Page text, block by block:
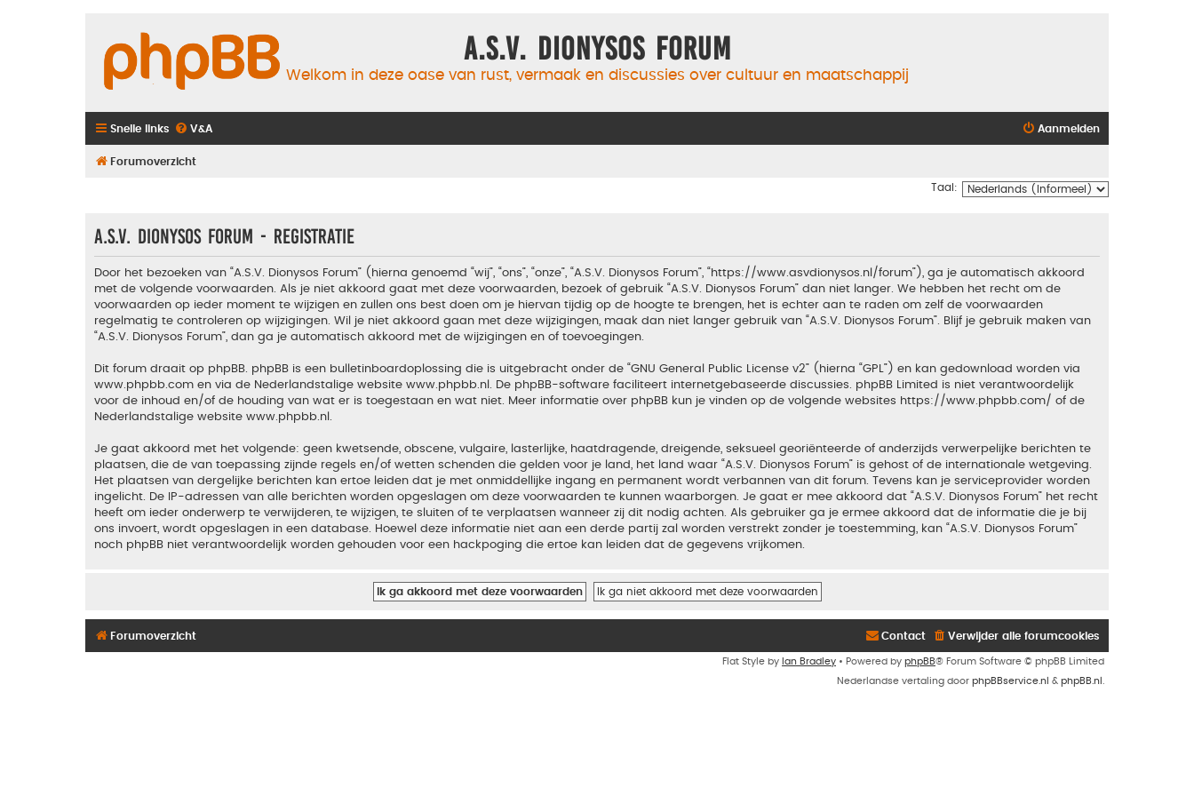
A.S.V. Dionysos Forum
Welkom in deze oase van rust, vermaak en discussies over cultuur en maatschappij
Snelle links V&A Aanmelden
Forumoverzicht
Taal:
A.S.V. Dionysos Forum - Registratie
Door het bezoeken van “A.S.V. Dionysos Forum” (hierna genoemd “wij”, “ons”, “onze”, “A.S.V. Dionysos Forum”, “https://www.asvdionysos.nl/forum”), ga je automatisch akkoord
met de volgende voorwaarden. Als je niet akkoord gaat met deze voorwaarden, bezoek of gebruik “A.S.V. Dionysos Forum” dan niet langer. We hebben het recht om de
voorwaarden op ieder moment te wijzigen en zullen ons best doen om je hiervan tijdig op de hoogte te brengen, het is echter aan te raden om zelf de voorwaarden
regelmatig te controleren op wijzigingen. Wil je niet akkoord gaan met deze wijzigingen, maak dan niet langer gebruik van “A.S.V. Dionysos Forum”. Blijf je gebruik maken van
“A.S.V. Dionysos Forum”, dan ga je automatisch akkoord met de wijzigingen en of toevoegingen.
Dit forum draait op phpBB. phpBB is een bulletinboardoplossing die is uitgebracht onder de “GNU General Public License v2” (hierna “GPL”) en kan gedownload worden via
www.phpbb.com en via de Nederlandstalige website www.phpbb.nl . De phpBB-software faciliteert internetgebaseerde discussies. phpBB Limited is niet verantwoordelijk
voor de inhoud en/of de houding van wat er is toegestaan en wat niet. Meer informatie over phpBB kun je vinden op de volgende websites https://www.phpbb.com/ of de
Nederlandstalige website www.phpbb.nl
Je gaat akkoord met het volgende: geen kwetsende, obscene, vulgaire, lasterlijke, haatdragende, dreigende, seksueel georiënteerde of anderzijds verwerpelijke berichten te
plaatsen, die de van toepassing zijnde regels en/of wetten schenden die gelden voor je land, het land waar “A.S.V. Dionysos Forum” is gehost of de internationale wetgeving.
Het plaatsen van dergelijke berichten kan ertoe leiden dat je met onmiddellijke ingang en permanent wordt verbannen van dit forum. Tevens kan je serviceprovider worden
ingelicht. De IP-adressen van alle berichten worden opgeslagen om deze voorwaarden te kunnen waarborgen. Je gaat er mee akkoord dat “A.S.V. Dionysos Forum” het recht
heeft om ieder onderwerp te verwijderen, te wijzigen, te sluiten of te verplaatsen wanneer zij dit nodig achten. Als gebruiker ga je ermee akkoord dat de informatie die je bij
ons invoert, wordt opgeslagen in een database. Hoewel deze informatie niet aan een derde partij zal worden verstrekt zonder je toestemming, kan “A.S.V. Dionysos Forum”
noch phpBB niet verantwoordelijk worden gehouden voor een hackpoging die ertoe kan leiden dat de gegevens vrijkomen.
Forumoverzicht Verwijder alle forumcookies
Contact
Flat Style by Ian Bradley • Powered by phpBB® Forum Software © phpBB Limited
Nederlandse vertaling door phpBBservice.nl & phpBB.nl